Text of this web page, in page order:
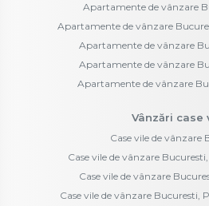
Apartamente de vânzare
Apartamente de vânzare
Apartamente de vânzare
Apartamente de vânzare
Apartamente de vânzare
Vânzări case
Case vile de vânzare
Case vile de vânzare
Case vile de vânzare
Case vile de vânzare Bucuresti,